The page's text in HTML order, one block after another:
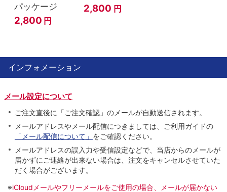
パッケージ
2,800 円
2,800 円
インフォメーション
メール設定について
ご注文直後に「ご注文確認」のメールが自動送信されます。
メールアドレスやメール配信につきましては、ご利用ガイドの
「メール配信について」 をご確認ください。
メールアドレスの誤入力や受信設定などで、当店からのメールが
届かずにご連絡が出来ない場合は、注文をキャンセルさせていた
だく場合がございます。
※iCloudメールやフリーメールをご使用の場合、メールが届かない